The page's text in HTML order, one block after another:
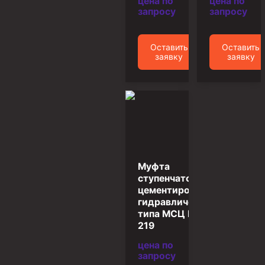
Фонтанная и запорная арматура
Противовыбросовое оборудование
Системы верхнего привода (СВП)
запросу
Оставить
заявку
запросу
Оставить
заявку
Муфта
ступенчатого
цементирования
гидравлическая
типа МСЦ Г –
219
цена по
запросу